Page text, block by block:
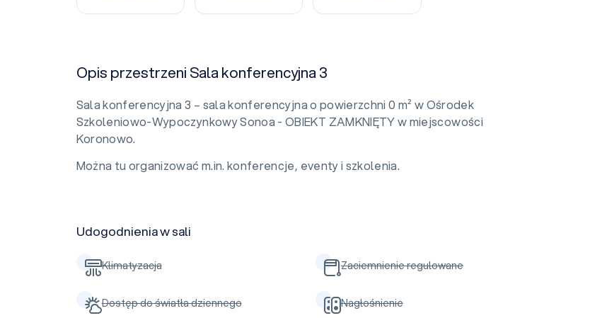
Opis przestrzeni Sala konferencyjna 3
Sala konferencyjna 3 – sala konferencyjna o powierzchni 0 m² w Ośrodek
Szkoleniowo-Wypoczynkowy Sonoa - OBIEKT ZAMKNIĘTY w miejscowości
Koronowo.
Można tu organizować m.in. konferencje, eventy i szkolenia.
Udogodnienia w sali
Klimatyzacja Zaciemnienie regulowane
Dostęp do światła dziennego Nagłośnienie